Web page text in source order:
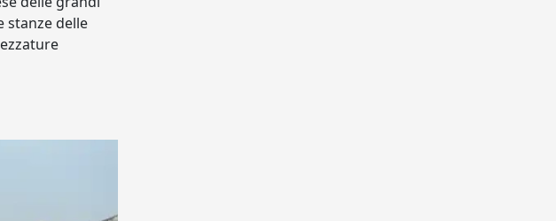
stanze delle